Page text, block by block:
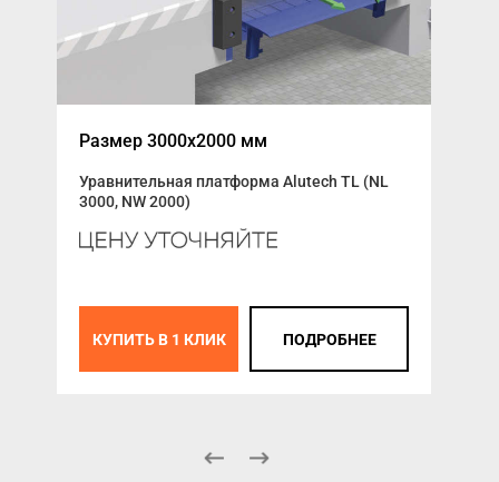
Размер 3000x2000 мм
Уравнительная платформа Alutech TL (NL
3000, NW 2000)
КУПИТЬ В 1 КЛИК ПОДРОБНЕЕ